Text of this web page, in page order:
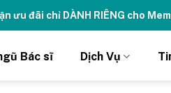
Tăng năng
Bác sĩ Dịch Vụ